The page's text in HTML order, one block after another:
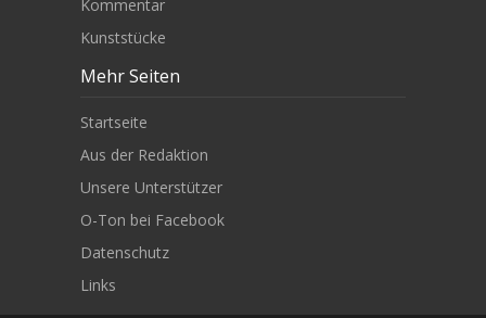
Kommentar
Kunststücke
Mehr Seiten
Startseite
Aus der Redaktion
Unsere Unterstützer
O-Ton bei Facebook
Datenschutz
Links